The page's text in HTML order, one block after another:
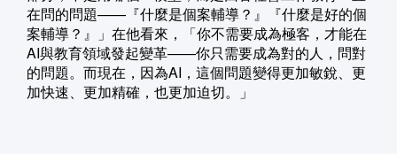
在問的問題——『什麼是個案輔導？』『什麼是好的個
案輔導？』」在他看來，「你不需要成為極客，才能在
AI與教育領域發起變革——你只需要成為對的人，問對
的問題。而現在，因為AI，這個問題變得更加敏銳、更
加快速、更加精確，也更加迫切。」